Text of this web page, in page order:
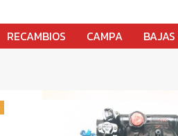
RECAMBIOS CAMPA